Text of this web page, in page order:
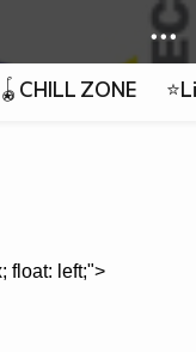
🪀CHILL ZONE
float: left;">